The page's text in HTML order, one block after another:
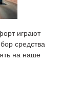
играют
средства
на наше